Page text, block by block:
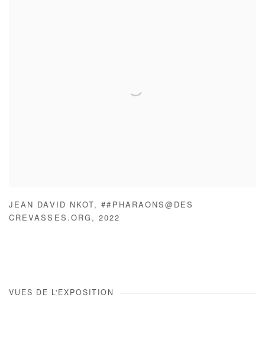
JEAN DAVID NKOT ,##PHARAONS@DES
CREVASSES.ORG ,2022
VUES DE L'EXPOSITION